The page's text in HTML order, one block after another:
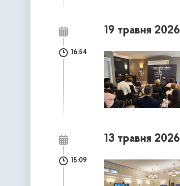
19 травня 2026
16:54
13 травня 2026
15:09